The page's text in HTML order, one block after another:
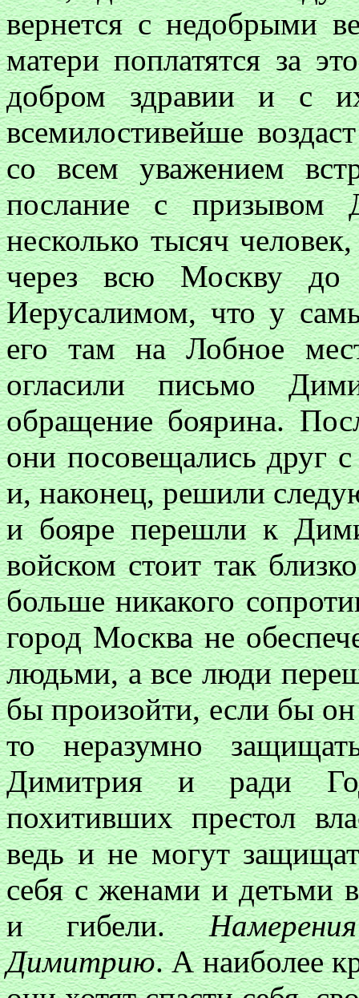
вернется с недобрыми
матери поплатятся за
добром здравии и с
всемилостивейше
со всем уважением
послание с призывом
несколько тысяч
через всю Москву до
Иерусалимом, что у
его там на Лобное
огласили письмо
обращение боярина.
они посовещались друг
и, наконец, решили
и бояре перешли к
войском стоит так
больше никакого
город Москва не
людьми, а все люди
бы произойти, если бы
то неразумно
Димитрия и ради
похитивших престол
ведь и не могут
себя с женами и детьми
и гибели.
Димитрию. А наиболее